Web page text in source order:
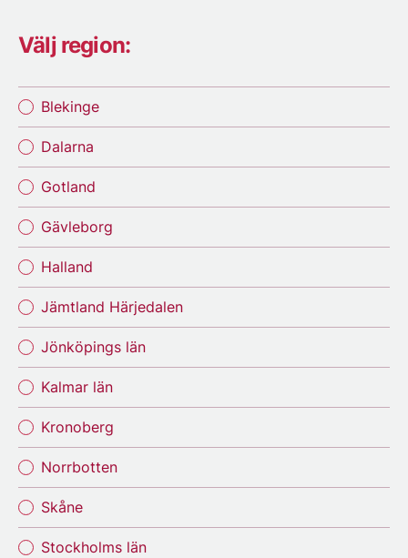
Välj region:
Blekinge
Dalarna
Gotland
Gävleborg
Halland
Jämtland Härjedalen
Jönköpings län
Kalmar län
Kronoberg
Norrbotten
Skåne
Stockholms län